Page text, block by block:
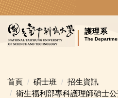
跳
主
要
區
護理系
The
首頁 碩士班
招生資訊
衛生福利部專科護理師碩士